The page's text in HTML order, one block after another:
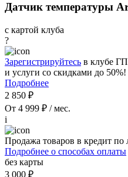
Датчик температуры
с картой клуба
?
Зарегистрируйтесь в клубе
и услуги со скидками до 50%!
Подробнее
2 850 ₽
От 4 999 ₽ / мес.
i
Продажа товаров в кредит
Подробнее о способах оплаты
без карты
3 000 ₽